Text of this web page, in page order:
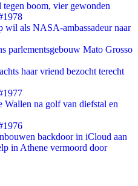
boom, vier gewonden
wil als NASA-ambassadeur naar
parlementsgebouw Mato Grosso
haar vriend bezocht terecht
na golf van diefstal en
backdoor in iCloud aan
in Athene vermoord door